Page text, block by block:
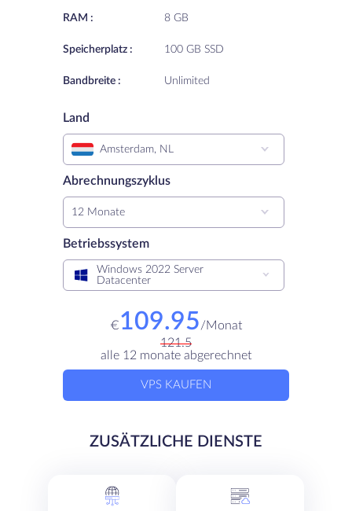
RAM :
Speicherplatz :
Bandbreite :
8 GB
100 GB SSD
Unlimited
Land
Amsterdam, NL
Abrechnungszyklus
12 Monate
Betriebssystem
Windows 2022 Server
Datacenter
€109.95/Monat
121.5
alle 12 monate abgerechnet
VPS KAUFEN
ZUSÄTZLICHE DIENSTE